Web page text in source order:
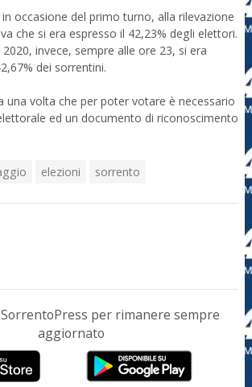
occasione del primo turno, alla rilevazione
che si era espresso il 42,23% degli elettori.
invece, sempre alle ore 23, si era
dei sorrentini.
una volta che per poter votare è necessario
ed un documento di riconoscimento
elezioni sorrento
SorrentoPress per rimanere sempre
aggiornato